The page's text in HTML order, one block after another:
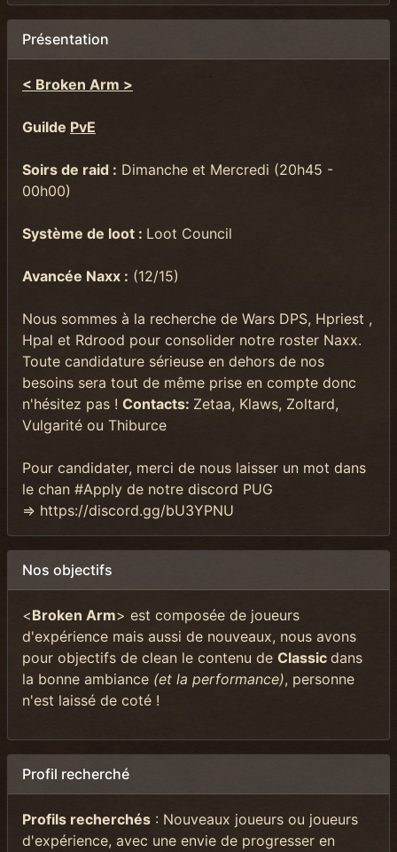
Présentation
< Broken Arm >
Guilde PvE
Soirs de raid : Dimanche et Mercredi (20h45 -
00h00)
Système de loot : Loot Council
Avancée Naxx : (12/15)
Nous sommes à la recherche de Wars DPS, Hpriest ,
Hpal et Rdrood pour consolider notre roster Naxx.
Toute candidature sérieuse en dehors de nos
besoins sera tout de même prise en compte donc
n'hésitez pas ! Contacts: Zetaa, Klaws, Zoltard,
Vulgarité ou Thiburce
Pour candidater, merci de nous laisser un mot dans
le chan #Apply de notre discord PUG
=> https://discord.gg/bU3YPNU
Nos objectifs
<Broken Arm> est composée de joueurs
d'expérience mais aussi de nouveaux, nous avons
pour objectifs de clean le contenu de Classic dans
la bonne ambiance (et la performance), personne
n'est laissé de coté !
Profil recherché
Profils recherchés : Nouveaux joueurs ou joueurs
d'expérience, avec une envie de progresser en